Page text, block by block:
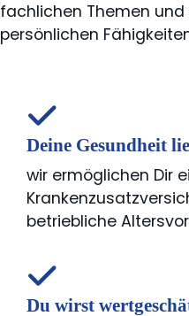
fachlichen Themen und
persönlichen
Deine Gesundheit
wir ermöglichen Dir
betriebliche
Du wirst